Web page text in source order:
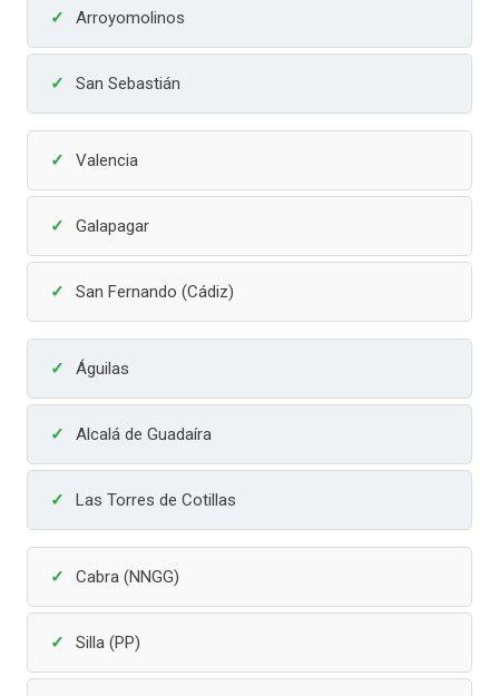
Arroyomolinos
San Sebastián
Valencia
Galapagar
San Fernando (Cádiz)
Águilas
Alcalá de Guadaíra
Las Torres de Cotillas
Cabra (NNGG)
Silla (PP)